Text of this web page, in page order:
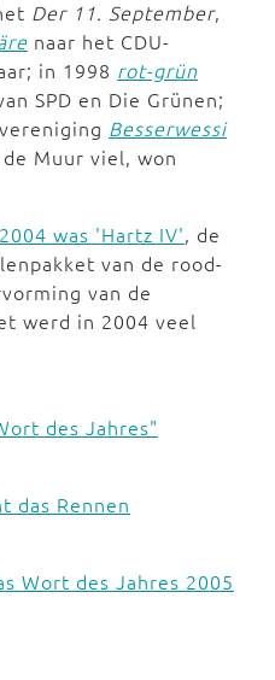
Der 11. September,
naar het CDU-
in 1998 rot-grün
SPD en Die Grünen;
Besserwessi
Muur viel, won
was 'Hartz IV', de
van de rood-
van de
werd in 2004 veel
des Jahres"
das Rennen
Wort des Jahres 2005